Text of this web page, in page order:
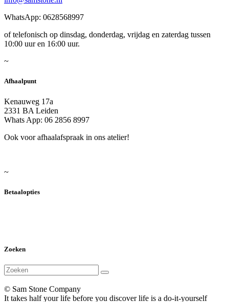
WhatsApp: 0628568997
of telefonisch op dinsdag, donderdag, vrijdag en zaterdag tussen
10:00 uur en 16:00 uur.
~
Afhaalpunt
Kenauweg 17a
2331 BA Leiden
Whats App: 06 2856 8997
Ook voor afhaalafspraak in ons atelier!
~
Betaalopties
Zoeken
© Sam Stone Company
It takes half your life before you discover life is a do-it-yourself